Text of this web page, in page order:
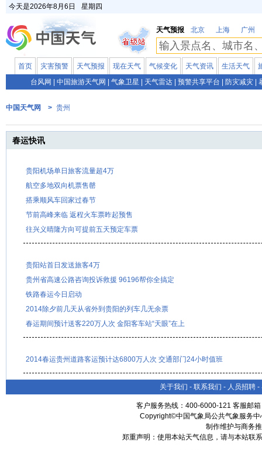
今天是2026年8月6日 星期四
天气预报 北京 上海 广州
首页 灾害预警 天气预报 现在天气 气候变化 天气资讯 生活天气
台风网
中国旅游天气网 气象卫星 天气雷达 预警共享平台 防灾减灾
中国天气网 > 贵州
春运快讯
贵阳机场单日旅客流量超4万
航空多地双向机票售罄
搭乘顺风车回家过春节
节前高峰来临 返程火车票昨起预售
往兴义晴隆方向可提前五天预定车票
贵阳站首日发送旅客4万
贵州省高速公路咨询投诉救援 96196帮你全搞定
铁路春运今日启动
2014除夕前几天从省外到贵阳的列车几无余票
春运期间预计送客220万人次 金阳客车站“天眼”在上
2014春运贵州道路客运预计达6800万人次 交通部门24小时值班
关于我们 - 联系我们 - 人员招聘 -
客户服务热线：400-6000-121 客服邮箱
Copyright©中国气象局公共气象服务
制作维护与商务
郑重声明：使用本站天气信息，请与本站联